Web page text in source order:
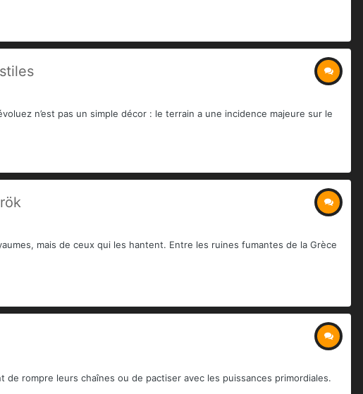
n’est pas un simple décor : le terrain a une incidence majeure sur le
mais de ceux qui les hantent. Entre les ruines fumantes de la Grèce
rompre leurs chaînes ou de pactiser avec les puissances primordiales.